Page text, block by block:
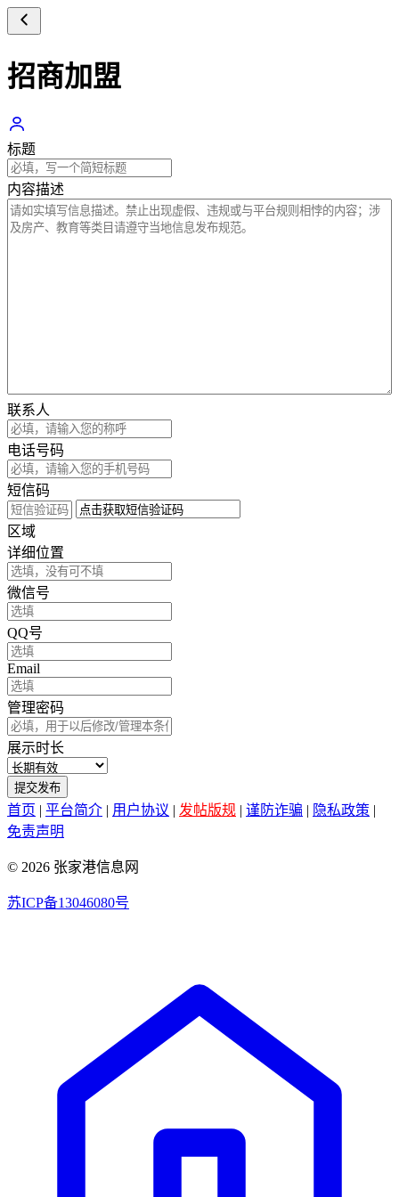
招商加盟
标题
内容描述
联系人
电话号码
短信码
区域
详细位置
微信号
QQ号
Email
管理密码
展示时长
提交发布
首页 | 平台简介 | 用户协议 | 发帖版规 | 谨防诈骗 | 隐私政策 |
免责声明
© 2026 张家港信息网
苏ICP备13046080号